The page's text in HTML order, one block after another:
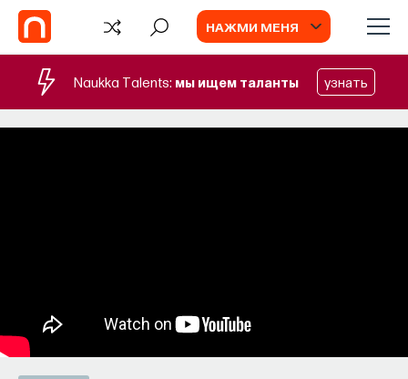
НАЖМИ МЕНЯ
Naukka Talents: мы ищем таланты узнать
СОБЫТИЯ